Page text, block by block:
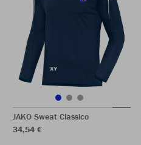
JAKO Sweat Classico
34,54 €